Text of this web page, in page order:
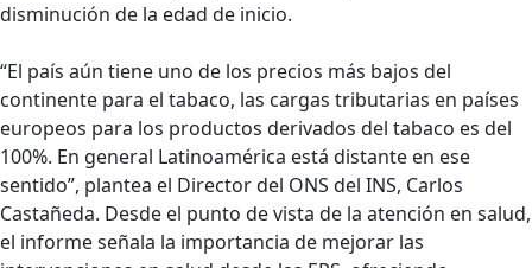
disminución de la edad de inicio.
“El país aún tiene uno de los precios más bajos del
continente para el tabaco, las cargas tributarias en países
europeos para los productos derivados del tabaco es del
100%. En general Latinoamérica está distante en ese
sentido”, plantea el Director del ONS del INS, Carlos
Castañeda. Desde el punto de vista de la atención en salud,
el informe señala la importancia de mejorar las